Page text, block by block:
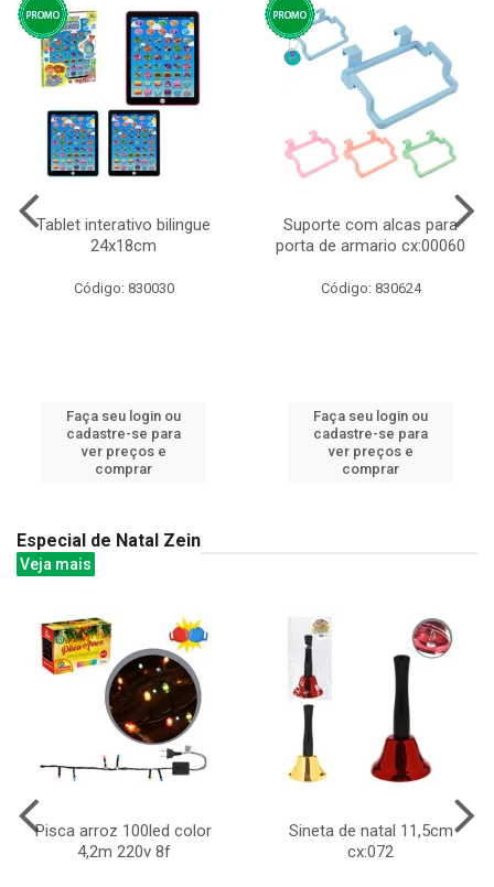
Tablet interativo bilingue
24x18cm
Código: 830030
Faça seu login ou
cadastre-se para
ver preços e
comprar
Suporte com alcas para
porta de armario cx:00060
Código: 830624
Faça seu login ou
cadastre-se para
ver preços e
comprar
Especial de Natal Zein
Veja mais
Pisca arroz 100led color
4,2m 220v 8f
Sineta de natal 11,5cm
cx:072